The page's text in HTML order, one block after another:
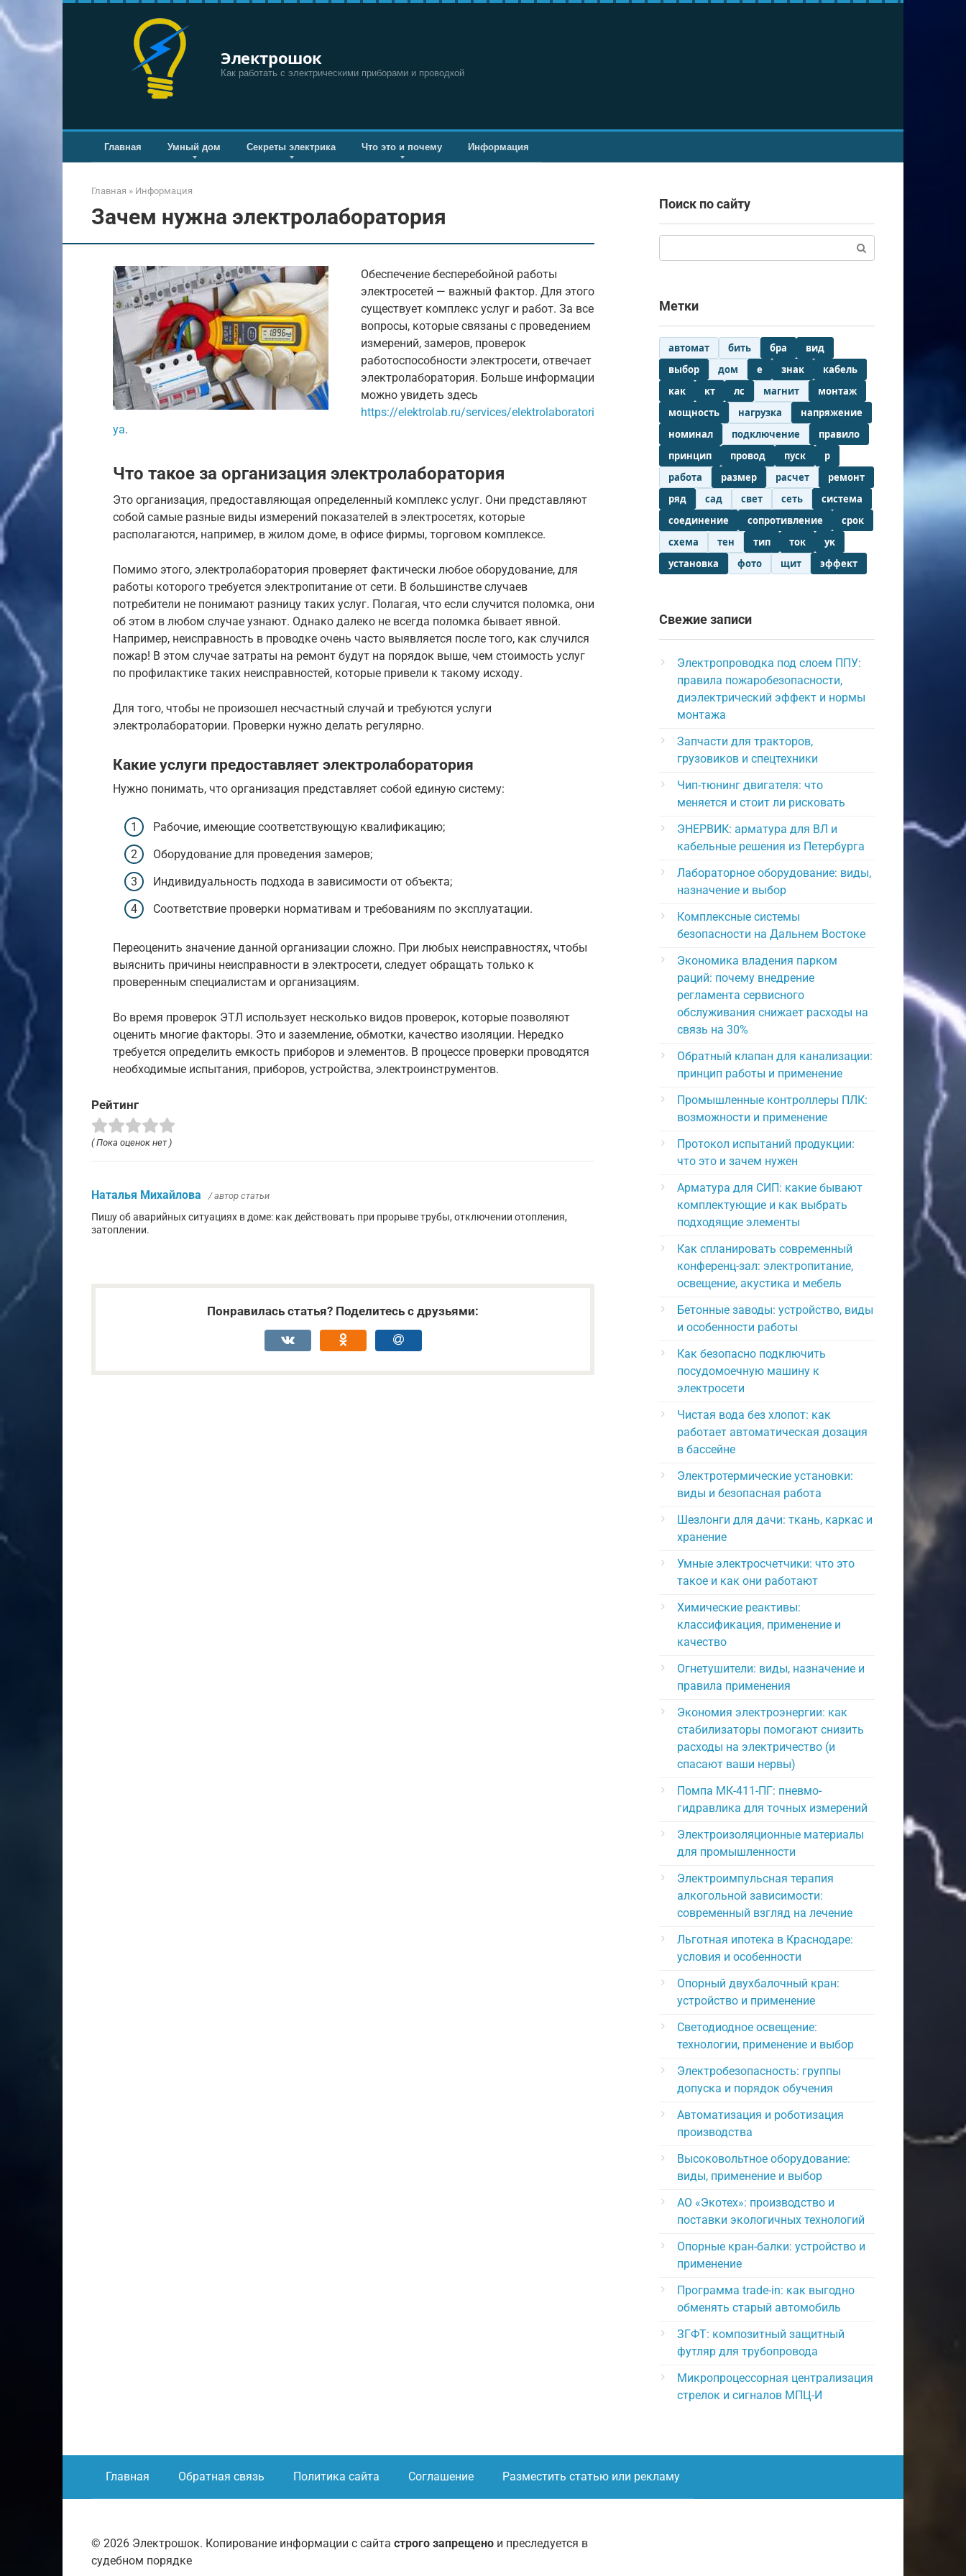
Перейти
к
контенту
Электрошок
Как работать с электрическими приборами и проводкой
Главная Умный дом Секреты электрика Что это и почему Информация
Главная » Информация
Зачем нужна электролаборатория
Обеспечение бесперебойной работы
электросетей — важный фактор. Для этого
существует комплекс услуг и работ. За все
вопросы, которые связаны с проведением
измерений, замеров, проверок
работоспособности электросети, отвечает
электролаборатория. Больше информации
можно увидеть здесь
https://elektrolab.ru/services/elektrolaboratori
ya.
Что такое за организация электролаборатория
Это организация, предоставляющая определенный комплекс услуг. Они представляют
собой самые разные виды измерений показателей в электросетях, которые
располагаются, например, в жилом доме, в офисе фирмы, торговом комплексе.
Помимо этого, электролаборатория проверяет фактически любое оборудование, для
работы которого требуется электропитание от сети. В большинстве случаев
потребители не понимают разницу таких услуг. Полагая, что если случится поломка, они
об этом в любом случае узнают. Однако далеко не всегда поломка бывает явной.
Например, неисправность в проводке очень часто выявляется после того, как случился
пожар! В этом случае затраты на ремонт будут на порядок выше, чем стоимость услуг
по профилактике таких неисправностей, которые привели к такому исходу.
Для того, чтобы не произошел несчастный случай и требуются услуги
электролаборатории. Проверки нужно делать регулярно.
Какие услуги предоставляет электролаборатория
Нужно понимать, что организация представляет собой единую систему:
Рабочие, имеющие соответствующую квалификацию;
Оборудование для проведения замеров;
Индивидуальность подхода в зависимости от объекта;
Соответствие проверки нормативам и требованиям по эксплуатации.
Переоценить значение данной организации сложно. При любых неисправностях, чтобы
выяснить причины неисправности в электросети, следует обращать только к
проверенным специалистам и организациям.
Во время проверок ЭТЛ использует несколько видов проверок, которые позволяют
оценить многие факторы. Это и заземление, обмотки, качество изоляции. Нередко
требуется определить емкость приборов и элементов. В процессе проверки проводятся
необходимые испытания, приборов, устройства, электроинструментов.
Рейтинг
( Пока оценок нет )
Наталья Михайлова / автор статьи
Пишу об аварийных ситуациях в доме: как действовать при прорыве трубы, отключении отопления,
затоплении.
Понравилась статья? Поделитесь с друзьями:
Поиск по сайту
Метки
автомат бить бра
вид
выбор
дом е знак
кабель
как
кт лс магнит
монтаж
мощность
нагрузка
напряжение
номинал
подключение
правило
принцип
провод пуск
р
работа
размер расчет
ремонт
ряд
сад свет сеть
система
соединение
сопротивление
срок
схема
тен тип ток
ук
установка
фото щит эффект
Свежие записи
Электропроводка под слоем ППУ:
правила пожаробезопасности,
диэлектрический эффект и нормы
монтажа
Запчасти для тракторов,
грузовиков и спецтехники
Чип-тюнинг двигателя: что
меняется и стоит ли рисковать
ЭНЕРВИК: арматура для ВЛ и
кабельные решения из Петербурга
Лабораторное оборудование: виды,
назначение и выбор
Комплексные системы
безопасности на Дальнем Востоке
Экономика владения парком
раций: почему внедрение
регламента сервисного
обслуживания снижает расходы на
связь на 30%
Обратный клапан для канализации:
принцип работы и применение
Промышленные контроллеры ПЛК:
возможности и применение
Протокол испытаний продукции:
что это и зачем нужен
Арматура для СИП: какие бывают
комплектующие и как выбрать
подходящие элементы
Как спланировать современный
конференц-зал: электропитание,
освещение, акустика и мебель
Бетонные заводы: устройство, виды
и особенности работы
Как безопасно подключить
посудомоечную машину к
электросети
Чистая вода без хлопот: как
работает автоматическая дозация
в бассейне
Электротермические установки:
виды и безопасная работа
Шезлонги для дачи: ткань, каркас и
хранение
Умные электросчетчики: что это
такое и как они работают
Химические реактивы:
классификация, применение и
качество
Огнетушители: виды, назначение и
правила применения
Экономия электроэнергии: как
стабилизаторы помогают снизить
расходы на электричество (и
спасают ваши нервы)
Помпа МК-411-ПГ: пневмо-
гидравлика для точных измерений
Электроизоляционные материалы
для промышленности
Электроимпульсная терапия
алкогольной зависимости:
современный взгляд на лечение
Льготная ипотека в Краснодаре:
условия и особенности
Опорный двухбалочный кран:
устройство и применение
Светодиодное освещение:
технологии, применение и выбор
Электробезопасность: группы
допуска и порядок обучения
Автоматизация и роботизация
производства
Высоковольтное оборудование:
виды, применение и выбор
АО «Экотех»: производство и
поставки экологичных технологий
Опорные кран-балки: устройство и
применение
Программа trade-in: как выгодно
обменять старый автомобиль
ЗГФТ: композитный защитный
футляр для трубопровода
Микропроцессорная централизация
стрелок и сигналов МПЦ-И
Главная Обратная связь Политика сайта Соглашение Разместить статью или рекламу
© 2026 Электрошок. Копирование информации с сайта строго запрещено и преследуется в
судебном порядке